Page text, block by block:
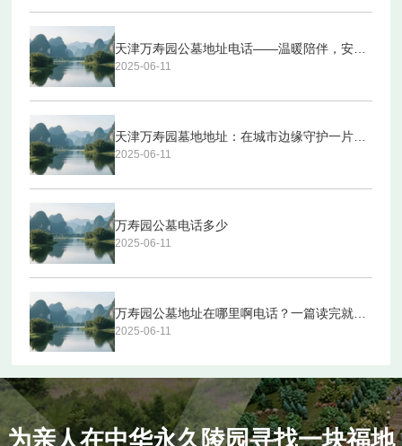
2025-06-11
2025-06-11
万寿园公墓电话多少
2025-06-11
2025-06-11
为亲人在中华永久陵园寻找一块福地